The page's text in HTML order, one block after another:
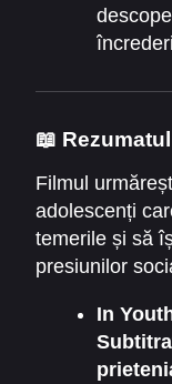
📖
Filmul
adolescenți
temerile și să
presiunilor
In